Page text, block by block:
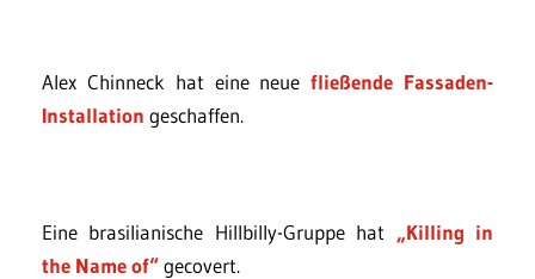
Alex Chinneck hat eine neuefließende Fassaden-
Installation geschaffen.
Eine brasilianische Hillbilly-Gruppe hat „Killing in
the Name of“gecovert.